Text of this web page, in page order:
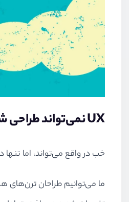
UX نمی‌تواند طراحی شود
خب در واقع می‌تواند، اما
ما می‌توانیم طراحان ترن‌های